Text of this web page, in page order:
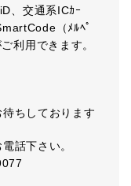
、交通系ICｶｰ
（ﾒﾙﾍﾟ
利用できます。
ちしております
話下さい。